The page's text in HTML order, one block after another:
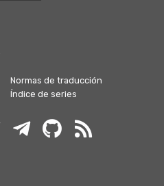
Normas de traducción
Índice de series